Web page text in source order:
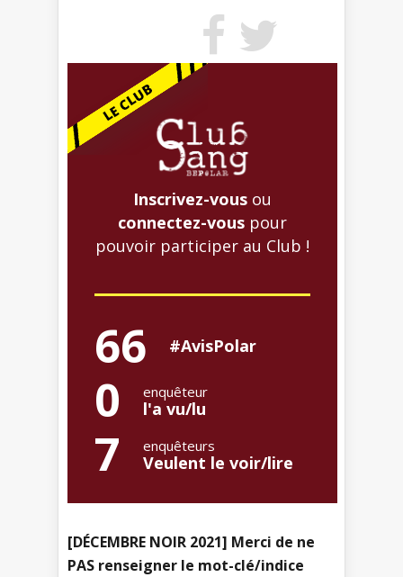
Inscrivez-vous ou
connectez-vous pour
pouvoir participer au Club !
66 #AvisPolar
0 enquêteur
l'a vu/lu
7 enquêteurs
Veulent le voir/lire
[DÉCEMBRE NOIR 2021] Merci de ne
PAS renseigner le mot-clé/indice